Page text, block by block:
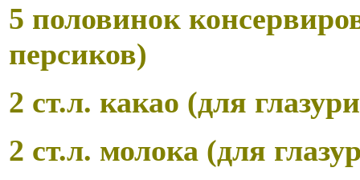
5 половинок
персиков)
2 ст.л. какао (для
2 ст.л. молока (для